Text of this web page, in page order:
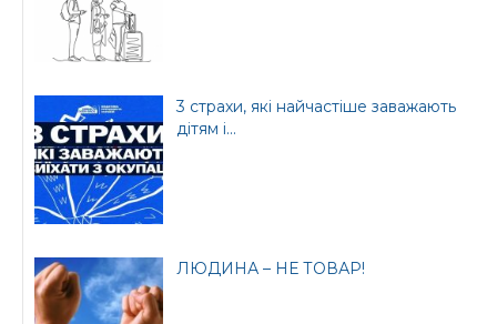
3 страхи, які найчастіше заважають
дітям і...
ЛЮДИНА – НЕ ТОВАР!